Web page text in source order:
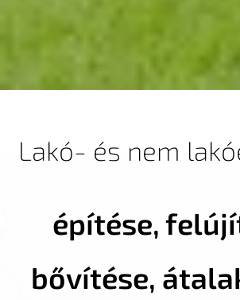
Lakó- és nem
építése,
bővítése,